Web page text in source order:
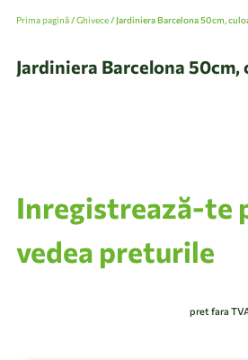
Prima pagină/Ghivece/ Jardiniera Barcelona 50cm,
Jardiniera Barcelona 50cm,
Inregistrează-te
vedea preturile
pret fara